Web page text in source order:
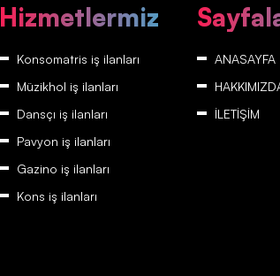
Hizmetlermiz
Konsomatris iş ilanları
Müzikhol iş ilanları
Dansçı iş ilanları
Pavyon iş ilanları
Gazino iş ilanları
Kons iş ilanları
ANASAYFA
İLETİŞİM